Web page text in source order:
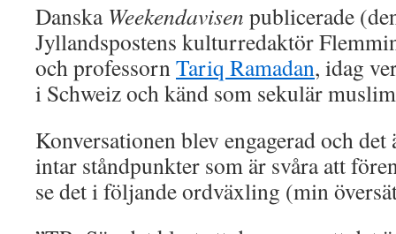
Danska Weekendavisen publicerade
Jyllandspostens kulturredaktör
och professornTariq Ramadan, idag
i Schweiz och känd som sekulär
Konversationen blev engagerad och
intar ståndpunkter som är svåra att
se det i följande ordväxling (min